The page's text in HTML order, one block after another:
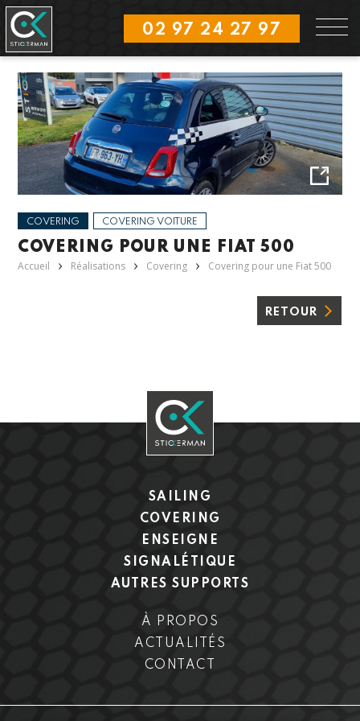
Aller
au
contenu
principal
02 97 24 27 97
COVERING COVERING VOITURE
COVERING POUR UNE FIAT 500
Accueil Réalisations Covering Covering pour une Fiat 500
RETOUR
SAILING
COVERING
ENSEIGNE
SIGNALÉTIQUE
AUTRES SUPPORTS
À PROPOS
ACTUALITÉS
CONTACT
Panneau de gestion des cookies